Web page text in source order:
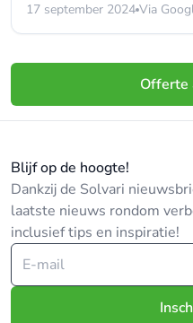
17 september 2024 Via
Offerte
Blijf op de hoogte!
Dankzij de Solvari
laatste nieuws rondom
inclusief tips en inspiratie!